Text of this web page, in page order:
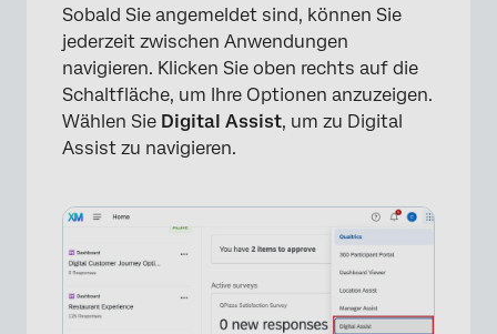
Sobald Sie angemeldet sind, können Sie
jederzeit zwischen Anwendungen
navigieren. Klicken Sie oben rechts auf die
Schaltfläche, um Ihre Optionen anzuzeigen.
Wählen Sie Digital Assist, um zu Digital
Assist zu navigieren.